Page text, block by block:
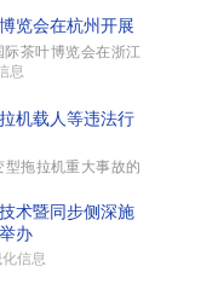
览会在杭州开展
茶叶博览会在浙江
息
机载人等违法行
型拖拉机重大事故的
术暨同步侧深施
办
信息